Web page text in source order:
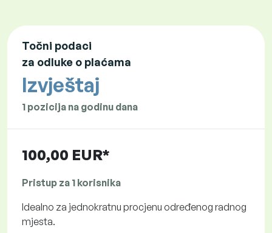
Točni podaci
za odluke o plaćama
Izvještaj
1 pozicija na godinu dana
100,00 EUR*
Pristup za 1 korisnika
Idealno za jednokratnu procjenu određenog radnog
mjesta.